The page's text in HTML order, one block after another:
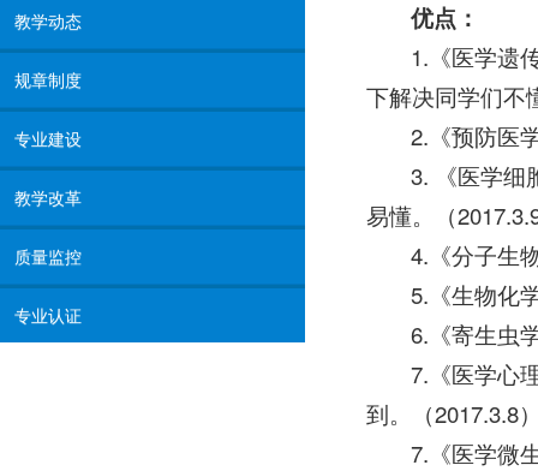
教学动态
规章制度
专业建设
教学改革
质量监控
专业认证
优点：
1.《医学遗
下解决同学们不
2.《预防医
3. 《医学细
易懂。（
4.《分子生
5.《生物化
6.《寄生虫
7.《医学心
到。（2017.3.8
7.《医学微